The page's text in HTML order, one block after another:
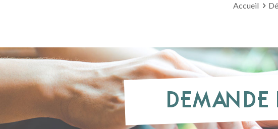
Accueil
DEMANDE